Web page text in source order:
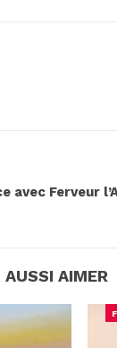
avec Ferveur
AIMER